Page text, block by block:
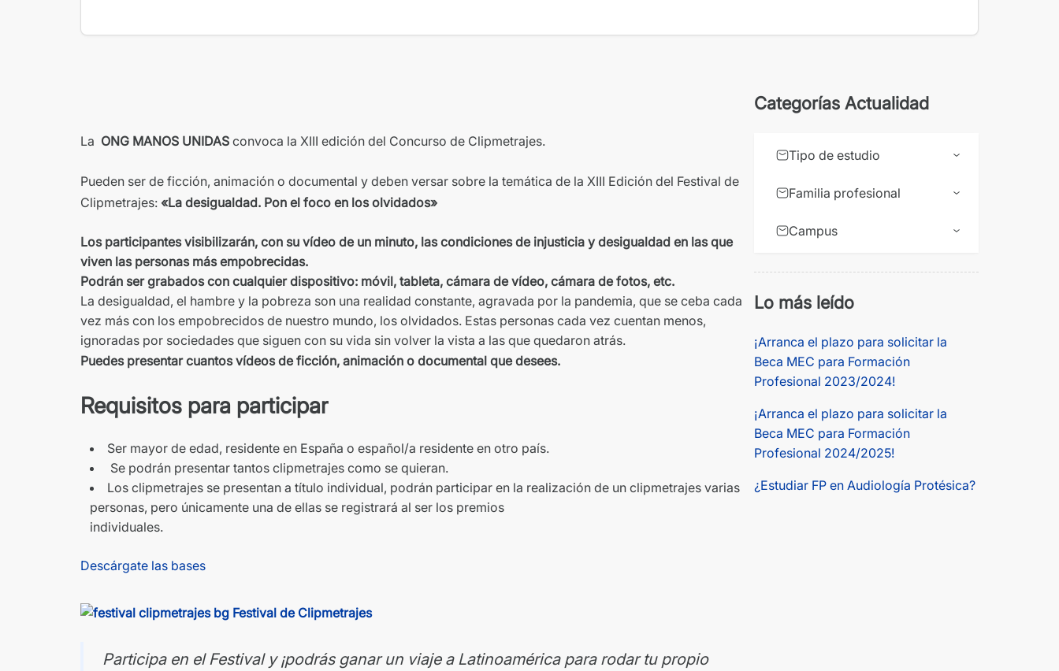
La ONG MANOS UNIDAS convoca la XIII edición del Concurso de Clipmetrajes.
Pueden ser de ficción, animación o documental y deben versar sobre la temática de la XIII Edición del Festival de
Clipmetrajes: «La desigualdad. Pon el foco en los olvidados»
Los participantes visibilizarán, con su vídeo de un minuto, las condiciones de injusticia y desigualdad en las que
viven las personas más empobrecidas.
Podrán ser grabados con cualquier dispositivo: móvil, tableta, cámara de vídeo, cámara de fotos, etc.
La desigualdad, el hambre y la pobreza son una realidad constante, agravada por la pandemia, que se ceba cada
vez más con los empobrecidos de nuestro mundo, los olvidados. Estas personas cada vez cuentan menos,
ignoradas por sociedades que siguen con su vida sin volver la vista a las que quedaron atrás.
Puedes presentar cuantos vídeos de ficción, animación o documental que desees.
Requisitos para participar
Ser mayor de edad, residente en España o español/a residente en otro país.
Se podrán presentar tantos clipmetrajes como se quieran.
Los clipmetrajes se presentan a título individual, podrán participar en la realización de un clipmetrajes varias
personas, pero únicamente una de ellas se registrará al ser los premios
individuales.
Descárgate las bases
Participa en el Festival y ¡podrás ganar un viaje a Latinoamérica para rodar tu propio
Categorías Actualidad
Tipo de estudio
Familia profesional
Campus
Lo más leído
¡Arranca el plazo para solicitar la
Beca MEC para Formación
Profesional 2023/2024!
¡Arranca el plazo para solicitar la
Beca MEC para Formación
Profesional 2024/2025!
¿Estudiar FP en Audiología Protésica?